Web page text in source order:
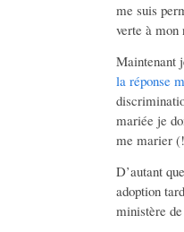
me suis
verte à mon
Maintenant
la réponse
mariée je
me marier
D’autant
adoption
ministère